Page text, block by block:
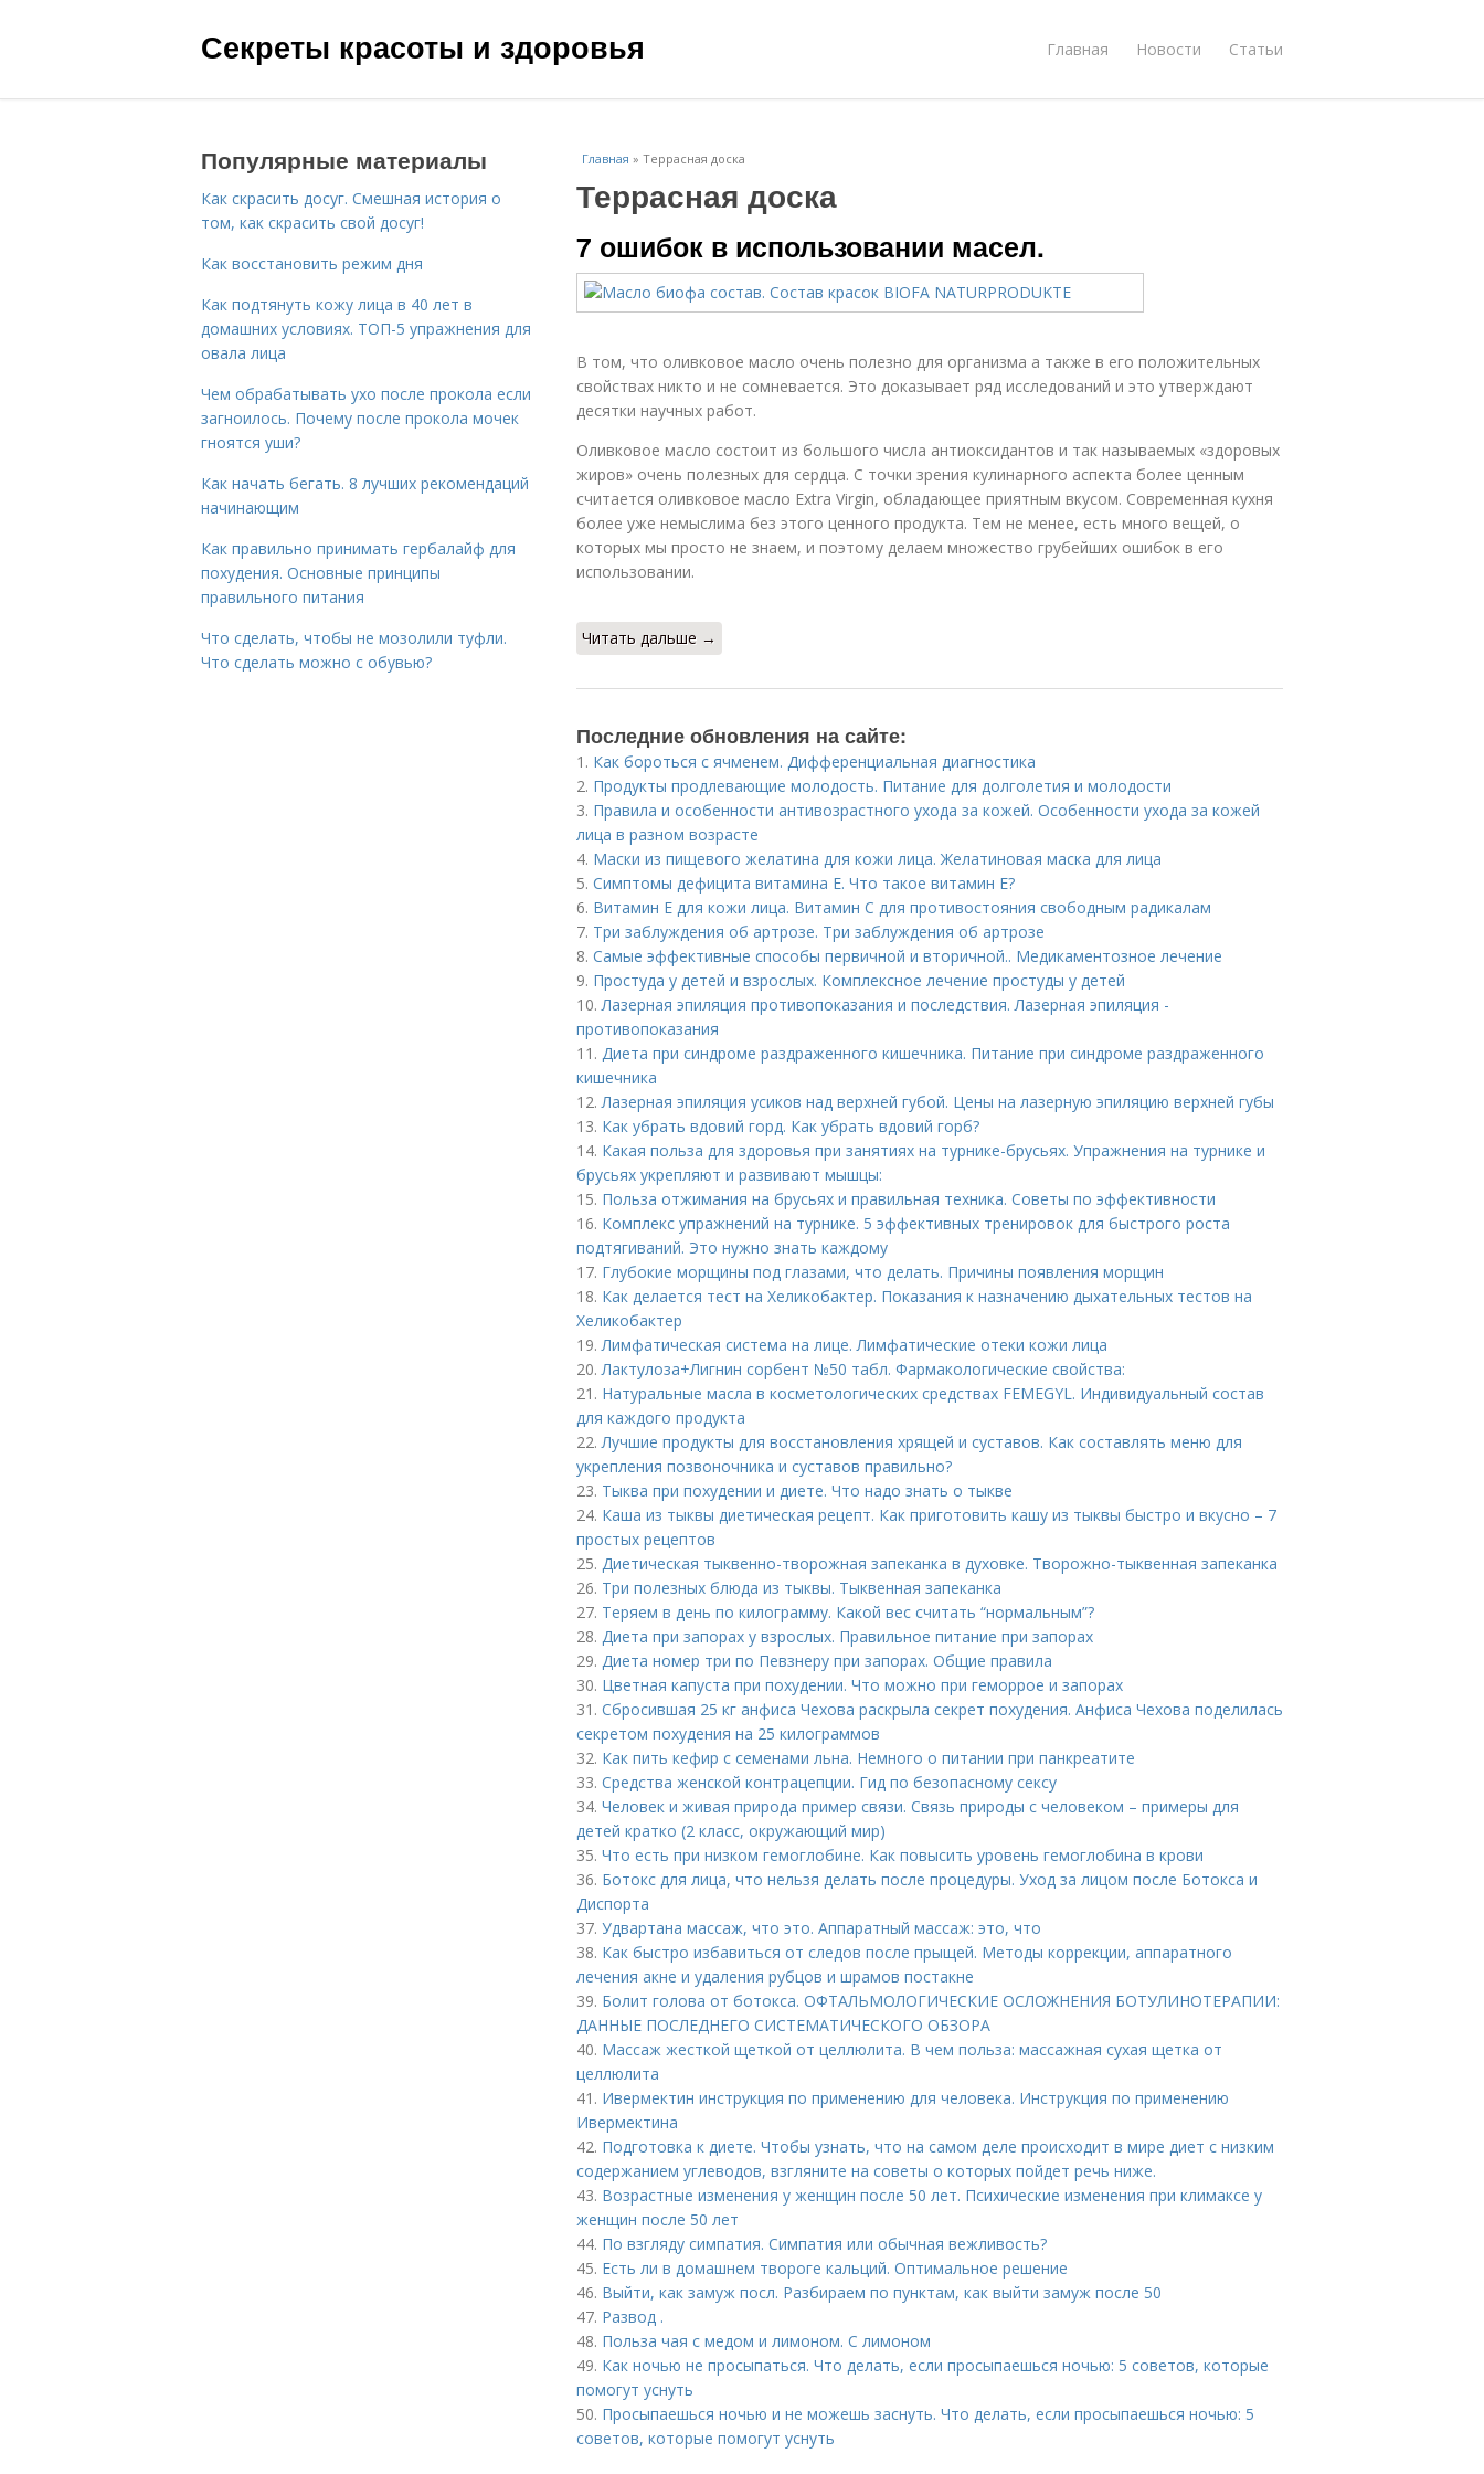
Секреты красоты и здоровья Главная Новости Статьи
Главная » Террасная доска
Террасная доска
7 ошибок в использовании масел.
В том, что оливковое масло очень полезно для организма а также в его положительных
свойствах никто и не сомневается. Это доказывает ряд исследований и это утверждают
десятки научных работ.
Оливковое масло состоит из большого числа антиоксидантов и так называемых «здоровых
жиров» очень полезных для сердца. С точки зрения кулинарного аспекта более ценным
считается оливковое масло Extra Virgin, обладающее приятным вкусом. Современная кухня
более уже немыслима без этого ценного продукта. Тем не менее, есть много вещей, о
которых мы просто не знаем, и поэтому делаем множество грубейших ошибок в его
использовании.
Читать дальше →
Последние обновления на сайте:
1. Как бороться с ячменем. Дифференциальная диагностика
2. Продукты продлевающие молодость. Питание для долголетия и молодости
3. Правила и особенности антивозрастного ухода за кожей. Особенности ухода за кожей
лица в разном возрасте
4. Маски из пищевого желатина для кожи лица. Желатиновая маска для лица
5. Симптомы дефицита витамина E. Что такое витамин Е?
6. Витамин Е для кожи лица. Витамин С для противостояния свободным радикалам
7. Три заблуждения об артрозе. Три заблуждения об артрозе
8. Самые эффективные способы первичной и вторичной.. Медикаментозное лечение
9. Простуда у детей и взрослых. Комплексное лечение простуды у детей
10.Лазерная эпиляция противопоказания и последствия. Лазерная эпиляция -
противопоказания
11. Диета при синдроме раздраженного кишечника. Питание при синдроме раздраженного
кишечника
12.Лазерная эпиляция усиков над верхней губой. Цены на лазерную эпиляцию верхней губы
13. Как убрать вдовий горд. Как убрать вдовий горб?
14. Какая польза для здоровья при занятиях на турнике-брусьях. Упражнения на турнике и
брусьях укрепляют и развивают мышцы:
15. Польза отжимания на брусьях и правильная техника. Советы по эффективности
16. Комплекс упражнений на турнике. 5 эффективных тренировок для быстрого роста
подтягиваний. Это нужно знать каждому
17. Глубокие морщины под глазами, что делать. Причины появления морщин
18. Как делается тест на Хеликобактер. Показания к назначению дыхательных тестов на
Хеликобактер
19.Лимфатическая система на лице. Лимфатические отеки кожи лица
20.Лактулоза+Лигнин сорбент №50 табл. Фармакологические свойства:
21. Натуральные масла в косметологических средствах FEMEGYL. Индивидуальный состав
для каждого продукта
22.Лучшие продукты для восстановления хрящей и суставов. Как составлять меню для
укрепления позвоночника и суставов правильно?
23. Тыква при похудении и диете. Что надо знать о тыкве
24. Каша из тыквы диетическая рецепт. Как приготовить кашу из тыквы быстро и вкусно – 7
простых рецептов
25. Диетическая тыквенно-творожная запеканка в духовке. Творожно-тыквенная запеканка
26. Три полезных блюда из тыквы. Тыквенная запеканка
27. Теряем в день по килограмму. Какой вес считать “нормальным”?
28. Диета при запорах у взрослых. Правильное питание при запорах
29. Диета номер три по Певзнеру при запорах. Общие правила
30. Цветная капуста при похудении. Что можно при геморрое и запорах
31. Сбросившая 25 кг анфиса Чехова раскрыла секрет похудения. Анфиса Чехова поделилась
секретом похудения на 25 килограммов
32. Как пить кефир с семенами льна. Немного о питании при панкреатите
33. Средства женской контрацепции. Гид по безопасному сексу
34. Человек и живая природа пример связи. Связь природы с человеком – примеры для
детей кратко (2 класс, окружающий мир)
35. Что есть при низком гемоглобине. Как повысить уровень гемоглобина в крови
36. Ботокс для лица, что нельзя делать после процедуры. Уход за лицом после Ботокса и
Диспорта
37. Удвартана массаж, что это. Аппаратный массаж: это, что
38. Как быстро избавиться от следов после прыщей. Методы коррекции, аппаратного
лечения акне и удаления рубцов и шрамов постакне
39. Болит голова от ботокса. ОФТАЛЬМОЛОГИЧЕСКИЕ ОСЛОЖНЕНИЯ БОТУЛИНОТЕРАПИИ:
ДАННЫЕ ПОСЛЕДНЕГО СИСТЕМАТИЧЕСКОГО ОБЗОРА
40. Массаж жесткой щеткой от целлюлита. В чем польза: массажная сухая щетка от
целлюлита
41. Ивермектин инструкция по применению для человека. Инструкция по применению
Ивермектина
42. Подготовка к диете. Чтобы узнать, что на самом деле происходит в мире диет с низким
содержанием углеводов, взгляните на советы о которых пойдет речь ниже.
43. Возрастные изменения у женщин после 50 лет. Психические изменения при климаксе у
женщин после 50 лет
44. По взгляду симпатия. Симпатия или обычная вежливость?
45. Есть ли в домашнем твороге кальций. Оптимальное решение
46. Выйти, как замуж посл. Разбираем по пунктам, как выйти замуж после 50
47. Развод .
48. Польза чая с медом и лимоном. С лимоном
49. Как ночью не просыпаться. Что делать, если просыпаешься ночью: 5 советов, которые
помогут уснуть
50. Просыпаешься ночью и не можешь заснуть. Что делать, если просыпаешься ночью: 5
советов, которые помогут уснуть
Популярные материалы
Как скрасить досуг. Смешная история о
том, как скрасить свой досуг!
Как восстановить режим дня
Как подтянуть кожу лица в 40 лет в
домашних условиях. ТОП-5 упражнения для
овала лица
Чем обрабатывать ухо после прокола если
загноилось. Почему после прокола мочек
гноятся уши?
Как начать бегать. 8 лучших рекомендаций
начинающим
Как правильно принимать гербалайф для
похудения. Основные принципы
правильного питания
Что сделать, чтобы не мозолили туфли.
Что сделать можно с обувью?